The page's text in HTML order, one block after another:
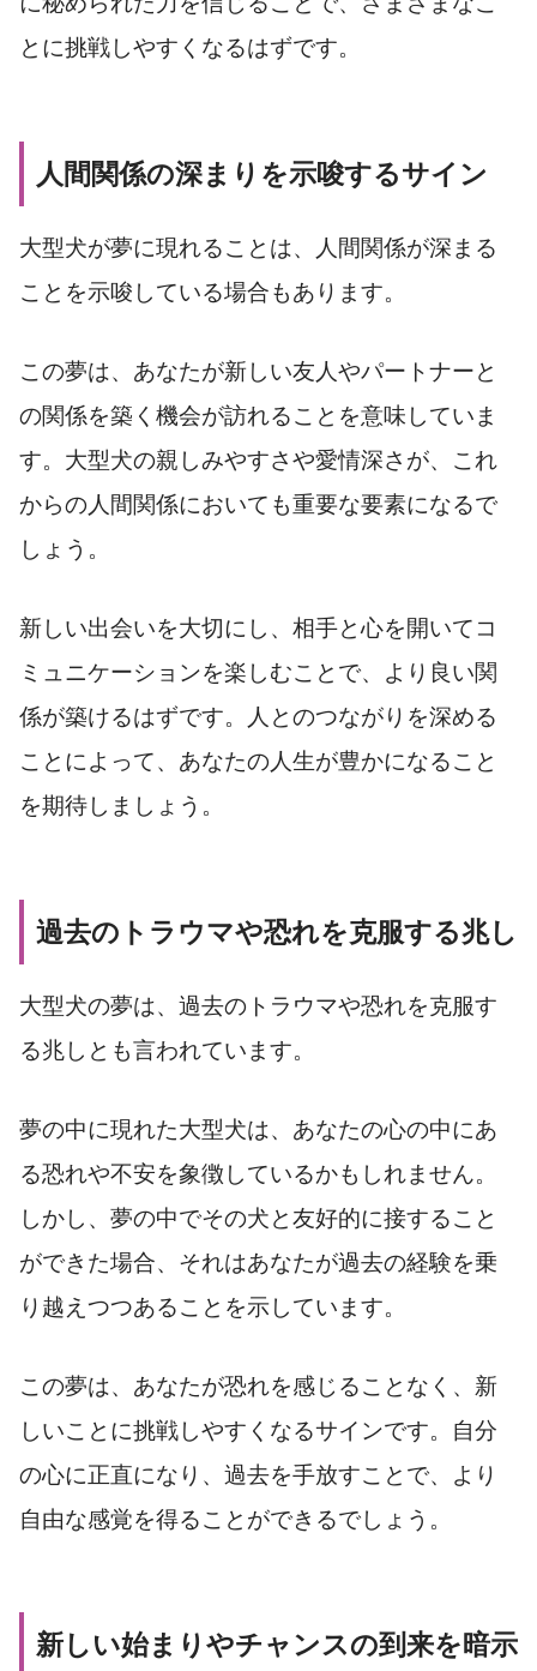
とに挑戦しやすくなるはずです。
人間関係の深まりを示唆するサイン
大型犬が夢に現れることは、人間関係が深まる
ことを示唆している場合もあります。
この夢は、あなたが新しい友人やパートナーと
の関係を築く機会が訪れることを意味していま
す。大型犬の親しみやすさや愛情深さが、これ
からの人間関係においても重要な要素になるで
しょう。
新しい出会いを大切にし、相手と心を開いてコ
ミュニケーションを楽しむことで、より良い関
係が築けるはずです。人とのつながりを深める
ことによって、あなたの人生が豊かになること
を期待しましょう。
過去のトラウマや恐れを克服する兆し
大型犬の夢は、過去のトラウマや恐れを克服す
る兆しとも言われています。
夢の中に現れた大型犬は、あなたの心の中にあ
る恐れや不安を象徴しているかもしれません。
しかし、夢の中でその犬と友好的に接すること
ができた場合、それはあなたが過去の経験を乗
り越えつつあることを示しています。
この夢は、あなたが恐れを感じることなく、新
しいことに挑戦しやすくなるサインです。自分
の心に正直になり、過去を手放すことで、より
自由な感覚を得ることができるでしょう。
新しい始まりやチャンスの到来を暗示